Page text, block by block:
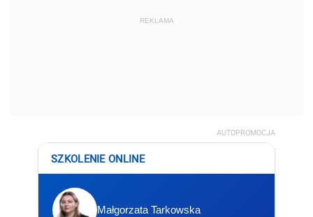
REKLAMA
AUTOPROMOCJA
SZKOLENIE ONLINE
Małgorzata Tarkowska